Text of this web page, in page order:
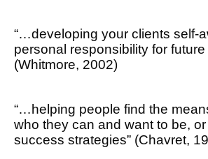
“…developing your clients self-
personal responsibility for
(Whitmore, 2002)
“…helping people find the
who they can and want to be,
success strategies” (Chavret,